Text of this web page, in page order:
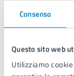
Consenso
Questo sito web
Utilizziamo
presso il servizio
tutte le delibere
L’assessora
sulla variazione